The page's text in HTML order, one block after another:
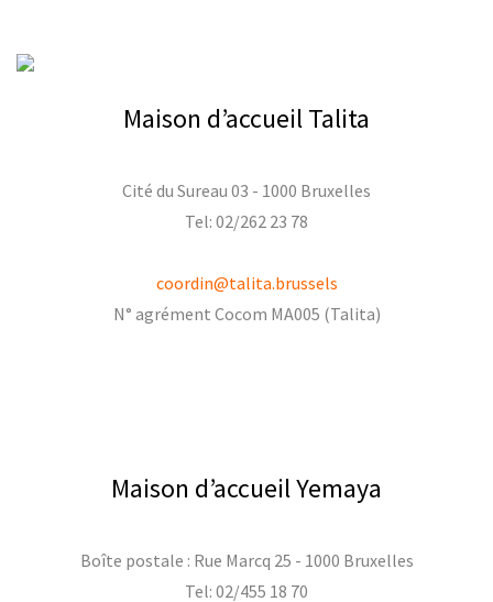
Maison d’accueil Talita
Cité du Sureau 03 - 1000 Bruxelles
Tel: 02/262 23 78
coordin@talita.brussels
N° agrément Cocom MA005 (Talita)
Maison d’accueil Yemaya
Boîte postale : Rue Marcq 25 - 1000 Bruxelles
Tel: 02/455 18 70